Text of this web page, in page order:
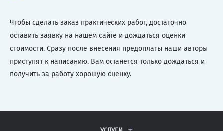
Чтобы сделать заказ практических работ, достаточно
оставить заявку на нашем сайте и дождаться оценки
стоимости. Сразу после внесения предоплаты наши авторы
приступят к написанию. Вам останется только дождаться и
получить за работу хорошую оценку.